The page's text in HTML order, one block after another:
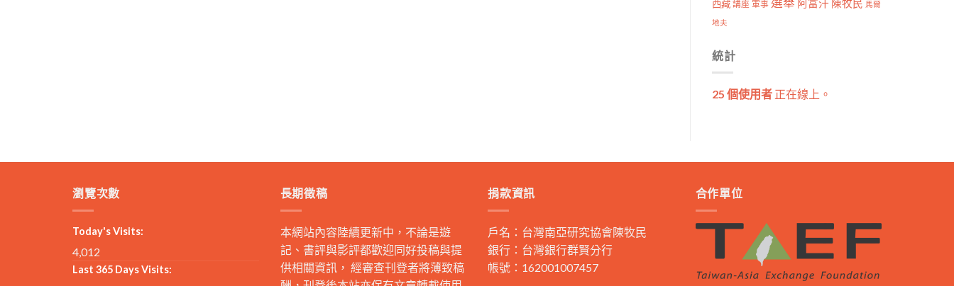
西藏 講座 軍事 阿富汗 陳牧民 馬爾
地夫
統計
25 個使用者 正在線上。
瀏覽次數
Today's Visits:
4,012
Last 365 Days Visits:
長期徵稿
本網站內容陸續更新中，不論是遊
記、書評與影評都歡迎同好投稿與提
供相關資訊， 經審查刊登者將薄致稿
捐款資訊
戶名：台灣南亞研究協會陳牧民
銀行：台灣銀行群賢分行
帳號：162001007457
合作單位